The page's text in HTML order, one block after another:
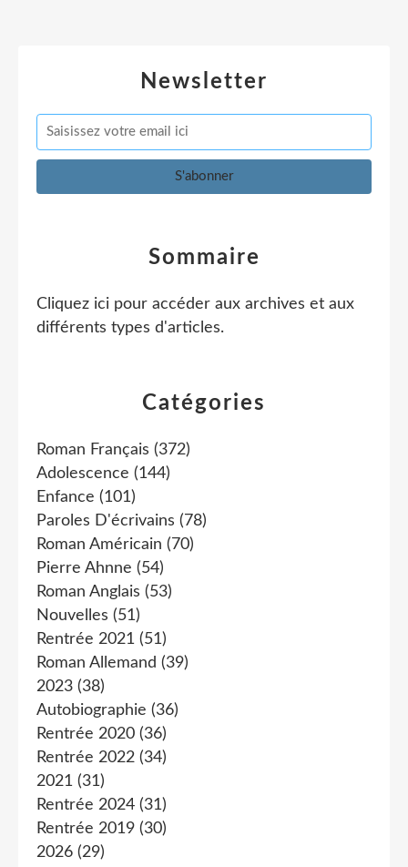
Newsletter
Catégories
Roman Français (372)
Adolescence (144)
Enfance (101)
Paroles D'écrivains (78)
Roman Américain (70)
Pierre Ahnne (54)
Roman Anglais (53)
Nouvelles (51)
Rentrée 2021 (51)
Roman Allemand (39)
2023 (38)
Autobiographie (36)
Rentrée 2020 (36)
Rentrée 2022 (34)
2021 (31)
Rentrée 2024 (31)
Rentrée 2019 (30)
2026 (29)
Sommaire
Cliquez ici pour accéder aux archives et aux
différents types d'articles.